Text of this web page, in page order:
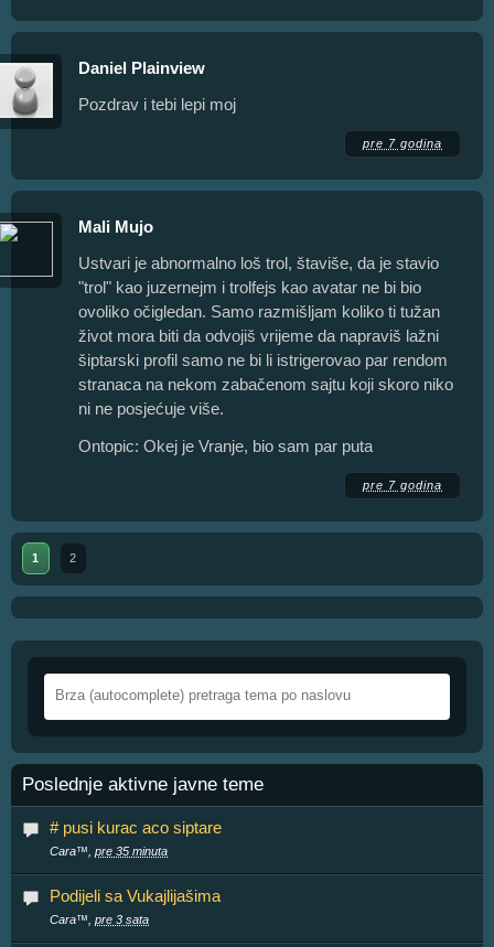
Daniel Plainview
Pozdrav i tebi lepi moj
pre 7 godina
Mali Mujo
Ustvari je abnormalno loš trol, štaviše, da je stavio
"trol" kao juzernejm i trolfejs kao avatar ne bi bio
ovoliko očigledan. Samo razmišljam koliko ti tužan
život mora biti da odvojiš vrijeme da napraviš lažni
šiptarski profil samo ne bi li istrigerovao par rendom
stranaca na nekom zabačenom sajtu koji skoro niko
ni ne posjećuje više.
Ontopic: Okej je Vranje, bio sam par puta
pre 7 godina
1 2
Poslednje aktivne javne teme
# pusi kurac aco siptare
Cara™, pre 35 minuta
Podijeli sa Vukajlijašima
Cara™, pre 3 sata